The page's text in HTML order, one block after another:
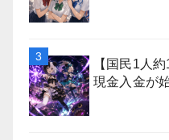
【国民1人
現金入金が